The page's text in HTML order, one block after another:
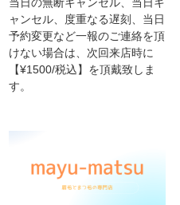
当日の無断キャンセル、当日キ
ャンセル、度重なる遅刻、当日
予約変更など一報のご連絡を頂
けない場合は、次回来店時に
【¥1500/税込】を頂戴致しま
す。